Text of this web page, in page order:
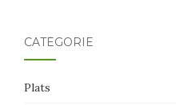
CATÉGORIE
Plats